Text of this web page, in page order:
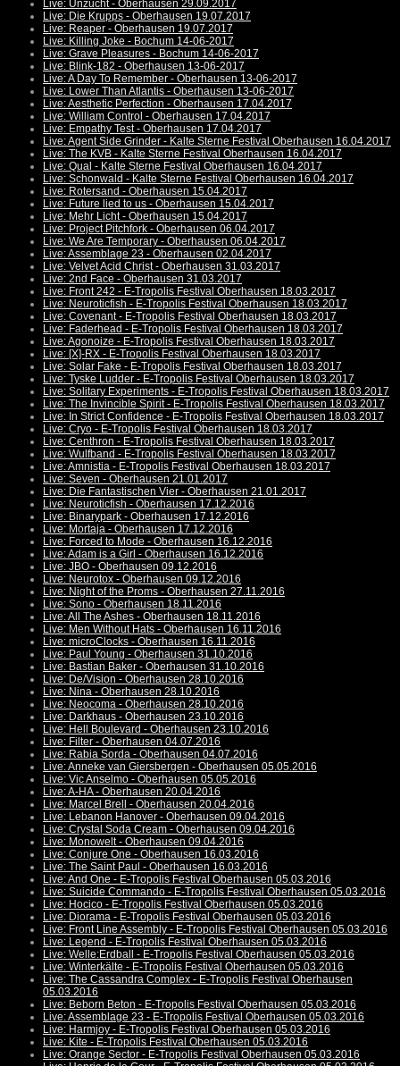
Live: Unzucht - Oberhausen 29.09.2017
Live: Die Krupps - Oberhausen 19.07.2017
Live: Reaper - Oberhausen 19.07.2017
Live: Killing Joke - Bochum 14-06-2017
Live: Grave Pleasures - Bochum 14-06-2017
Live: Blink-182 - Oberhausen 13-06-2017
Live: A Day To Remember - Oberhausen 13-06-2017
Live: Lower Than Atlantis - Oberhausen 13-06-2017
Live: Aesthetic Perfection - Oberhausen 17.04.2017
Live: William Control - Oberhausen 17.04.2017
Live: Empathy Test - Oberhausen 17.04.2017
Live: Agent Side Grinder - Kalte Sterne Festival Oberhausen 16.04.2017
Live: The KVB - Kalte Sterne Festival Oberhausen 16.04.2017
Live: Qual - Kalte Sterne Festival Oberhausen 16.04.2017
Live: Schonwald - Kalte Sterne Festival Oberhausen 16.04.2017
Live: Rotersand - Oberhausen 15.04.2017
Live: Future lied to us - Oberhausen 15.04.2017
Live: Mehr Licht - Oberhausen 15.04.2017
Live: Project Pitchfork - Oberhausen 06.04.2017
Live: We Are Temporary - Oberhausen 06.04.2017
Live: Assemblage 23 - Oberhausen 02.04.2017
Live: Velvet Acid Christ - Oberhausen 31.03.2017
Live: 2nd Face - Oberhausen 31.03.2017
Live: Front 242 - E-Tropolis Festival Oberhausen 18.03.2017
Live: Neuroticfish - E-Tropolis Festival Oberhausen 18.03.2017
Live: Covenant - E-Tropolis Festival Oberhausen 18.03.2017
Live: Faderhead - E-Tropolis Festival Oberhausen 18.03.2017
Live: Agonoize - E-Tropolis Festival Oberhausen 18.03.2017
Live: [X]-RX - E-Tropolis Festival Oberhausen 18.03.2017
Live: Solar Fake - E-Tropolis Festival Oberhausen 18.03.2017
Live: Tyske Ludder - E-Tropolis Festival Oberhausen 18.03.2017
Live: Solitary Experiments - E-Tropolis Festival Oberhausen 18.03.2017
Live: The Invincible Spirit - E-Tropolis Festival Oberhausen 18.03.2017
Live: In Strict Confidence - E-Tropolis Festival Oberhausen 18.03.2017
Live: Cryo - E-Tropolis Festival Oberhausen 18.03.2017
Live: Centhron - E-Tropolis Festival Oberhausen 18.03.2017
Live: Wulfband - E-Tropolis Festival Oberhausen 18.03.2017
Live: Amnistia - E-Tropolis Festival Oberhausen 18.03.2017
Live: Seven - Oberhausen 21.01.2017
Live: Die Fantastischen Vier - Oberhausen 21.01.2017
Live: Neuroticfish - Oberhausen 17.12.2016
Live: Binarypark - Oberhausen 17.12.2016
Live: Mortaja - Oberhausen 17.12.2016
Live: Forced to Mode - Oberhausen 16.12.2016
Live: Adam is a Girl - Oberhausen 16.12.2016
Live: JBO - Oberhausen 09.12.2016
Live: Neurotox - Oberhausen 09.12.2016
Live: Night of the Proms - Oberhausen 27.11.2016
Live: Sono - Oberhausen 18.11.2016
Live: All The Ashes - Oberhausen 18.11.2016
Live: Men Without Hats - Oberhausen 16.11.2016
Live: microClocks - Oberhausen 16.11.2016
Live: Paul Young - Oberhausen 31.10.2016
Live: Bastian Baker - Oberhausen 31.10.2016
Live: De/Vision - Oberhausen 28.10.2016
Live: Nina - Oberhausen 28.10.2016
Live: Neocoma - Oberhausen 28.10.2016
Live: Darkhaus - Oberhausen 23.10.2016
Live: Hell Boulevard - Oberhausen 23.10.2016
Live: Filter - Oberhausen 04.07.2016
Live: Rabia Sorda - Oberhausen 04.07.2016
Live: Anneke van Giersbergen - Oberhausen 05.05.2016
Live: Vic Anselmo - Oberhausen 05.05.2016
Live: A-HA - Oberhausen 20.04.2016
Live: Marcel Brell - Oberhausen 20.04.2016
Live: Lebanon Hanover - Oberhausen 09.04.2016
Live: Crystal Soda Cream - Oberhausen 09.04.2016
Live: Monowelt - Oberhausen 09.04.2016
Live: Conjure One - Oberhausen 16.03.2016
Live: The Saint Paul - Oberhausen 16.03.2016
Live: And One - E-Tropolis Festival Oberhausen 05.03.2016
Live: Suicide Commando - E-Tropolis Festival Oberhausen 05.03.2016
Live: Hocico - E-Tropolis Festival Oberhausen 05.03.2016
Live: Diorama - E-Tropolis Festival Oberhausen 05.03.2016
Live: Front Line Assembly - E-Tropolis Festival Oberhausen 05.03.2016
Live: Legend - E-Tropolis Festival Oberhausen 05.03.2016
Live: Welle:Erdball - E-Tropolis Festival Oberhausen 05.03.2016
Live: Winterkälte - E-Tropolis Festival Oberhausen 05.03.2016
Live: The Cassandra Complex - E-Tropolis Festival Oberhausen
05.03.2016
Live: Beborn Beton - E-Tropolis Festival Oberhausen 05.03.2016
Live: Assemblage 23 - E-Tropolis Festival Oberhausen 05.03.2016
Live: Harmjoy - E-Tropolis Festival Oberhausen 05.03.2016
Live: Kite - E-Tropolis Festival Oberhausen 05.03.2016
Live: Orange Sector - E-Tropolis Festival Oberhausen 05.03.2016